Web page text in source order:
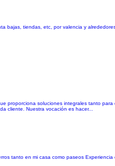
bajas, tiendas, etc, por valencia y
soluciones integrales tanto
cliente. Nuestra vocación es hacer...
tanto en mi casa como paseos